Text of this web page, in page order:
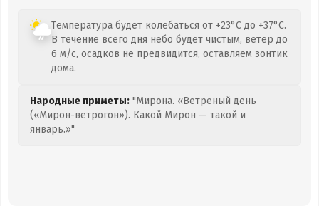
Температура будет колебаться от +23°C до +37°C.
В течение всего дня небо будет чистым, ветер до
6 м/с, осадков не предвидится, оставляем зонтик
дома.
Народные приметы: "Мирона. «Ветреный день
(«Мирон-ветрогон»). Какой Мирон — такой и
январь.»"